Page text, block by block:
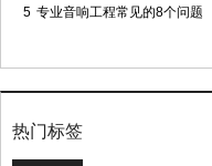
5 专业音响工程常见的8个问题
热门标签